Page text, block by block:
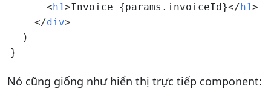
<h1>Invoice {params.invoiceId}</h1>
</div>
  )
Nó cũng giống như hiển thị trực tiếp component: